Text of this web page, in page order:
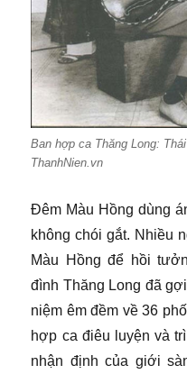
Ban hợp ca Thăng Long:
ThanhNien.vn
Đêm Màu Hồng dùng
không chói gắt. Nhiều
Màu Hồng để hồi
đình Thăng Long đã
niệm êm đềm về 36
hợp ca điêu luyện và
nhận định của giới